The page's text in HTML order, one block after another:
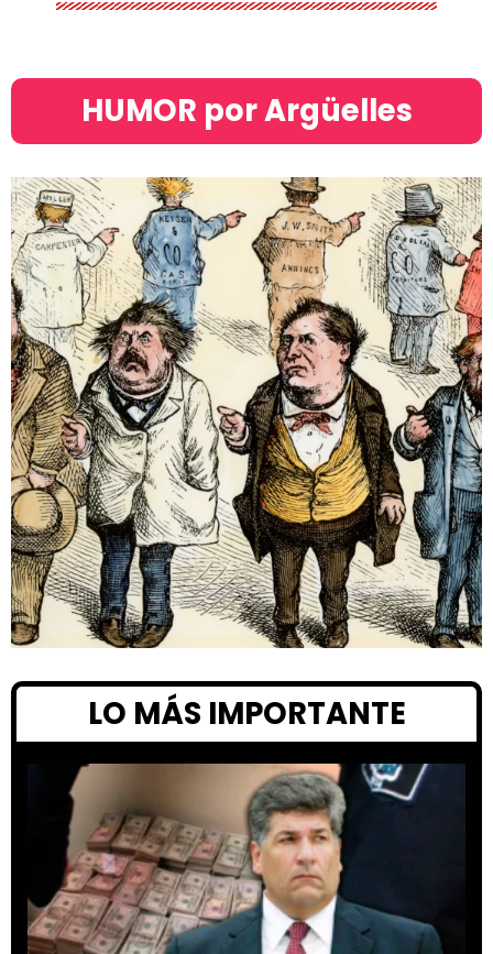
HUMOR por Argüelles​
LO MÁS IMPORTANTE